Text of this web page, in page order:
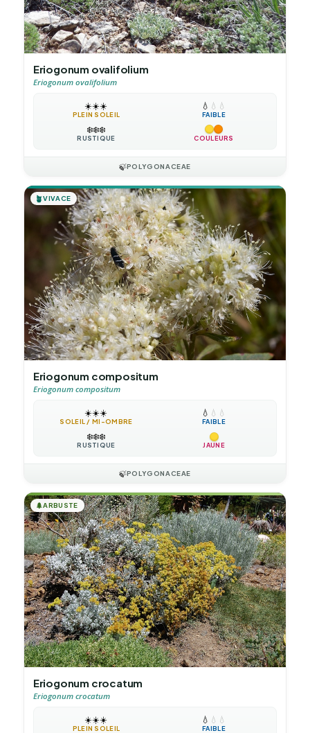
Eriogonum ovalifolium
Eriogonum ovalifolium
☀️☀️☀️
PLEIN SOLEIL
💧 💧 💧
FAIBLE
❄️❄️❄️
RUSTIQUE COULEURS
🍃POLYGONACEAE
🪴VIVACE
Eriogonum compositum
Eriogonum compositum
☀️☀️☀️
SOLEIL / MI-OMBRE
💧 💧 💧
FAIBLE
❄️❄️❄️
RUSTIQUE JAUNE
🍃POLYGONACEAE
🌲ARBUSTE
Eriogonum crocatum
Eriogonum crocatum
☀️☀️☀️
PLEIN SOLEIL
💧 💧 💧
FAIBLE